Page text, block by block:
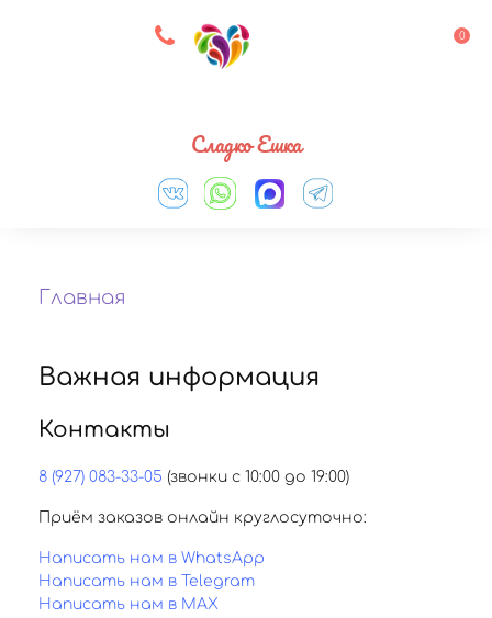
8 927 083 33 05 0
Сладко Ешка
Главная
Важная информация
Контакты
8 (927) 083-33-05 (звонки с 10:00 до 19:00)
Приём заказов онлайн круглосуточно:
Написать нам в WhatsApp
Написать нам в Telegram
Написать нам в MAX